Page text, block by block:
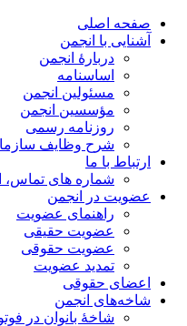
صفحه اصلی
آشنایی با انجمن
دربارۀ انجمن
اساسنامه
مسئولین انجمن
مؤسسین انجمن
روزنامه رسمی
شرح وظایف سازمانی
ارتباط با ما
شماره های تماس،
عضویت در انجمن
راهنمای عضویت
عضویت حقیقی
عضویت حقوقی
تمدید عضویت
اعضای حقوقی
شاخه‌های انجمن
شاخۀ بانوان در